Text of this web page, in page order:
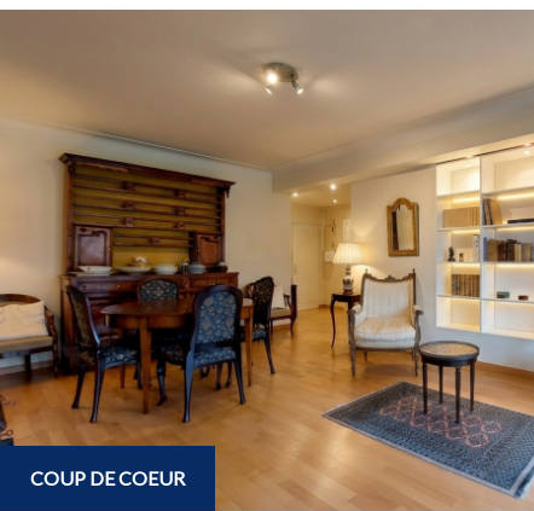
Critères supplémentaires
Piscine Parking Terrasse
COUP DE COEUR